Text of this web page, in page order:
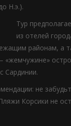
Н.э.).
Тур
из отелей
районам, а
«жемчужине»
Сардинии.
не
Корсики не